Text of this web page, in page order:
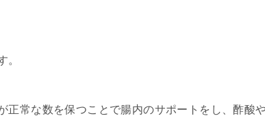
。
正常な数を保つことで腸内のサポートをし、酢酸